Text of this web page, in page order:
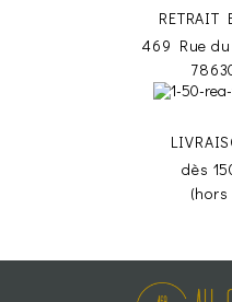
RETRAIT
469 Rue
dès